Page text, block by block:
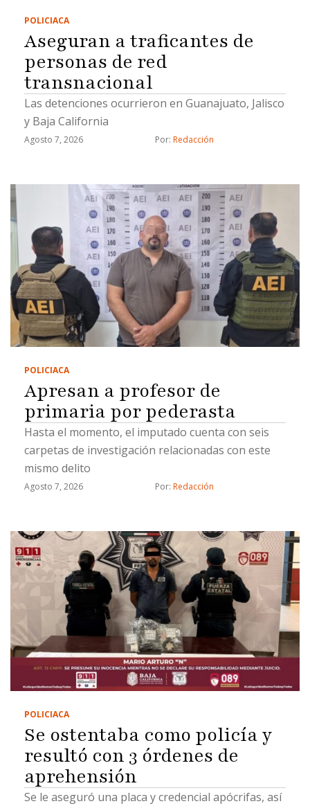
POLICIACA
Aseguran a traficantes de
personas de red
transnacional
Las detenciones ocurrieron en Guanajuato, Jalisco
y Baja California
Agosto 7, 2026 Por: Redacción
POLICIACA
Apresan a profesor de
primaria por pederasta
Hasta el momento, el imputado cuenta con seis
carpetas de investigación relacionadas con este
mismo delito
Agosto 7, 2026 Por: Redacción
POLICIACA
Se ostentaba como policía y
resultó con 3 órdenes de
aprehensión
Se le aseguró una placa y credencial apócrifas, así